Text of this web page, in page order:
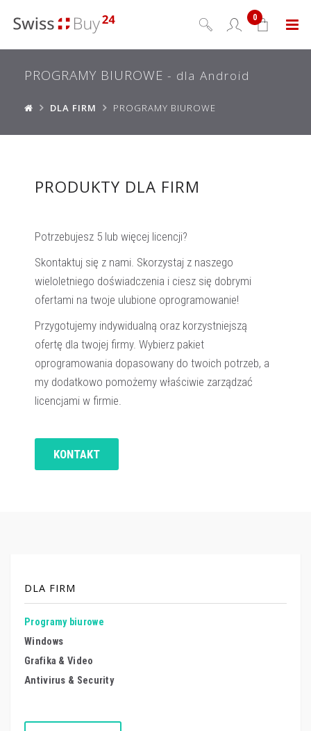
Menu
0
PROGRAMY BIUROWE - dla Android
DLA FIRM PROGRAMY BIUROWE
PRODUKTY DLA FIRM
Potrzebujesz 5 lub więcej licencji?
Skontaktuj się z nami. Skorzystaj z naszego
wieloletniego doświadczenia i ciesz się dobrymi
ofertami na twoje ulubione oprogramowanie!
Przygotujemy indywidualną oraz korzystniejszą
ofertę dla twojej firmy. Wybierz pakiet
oprogramowania dopasowany do twoich potrzeb, a
my dodatkowo pomożemy właściwie zarządzać
licencjami w firmie.
KONTAKT
DLA FIRM
Programy biurowe
Windows
Grafika & Video
Antivirus & Security